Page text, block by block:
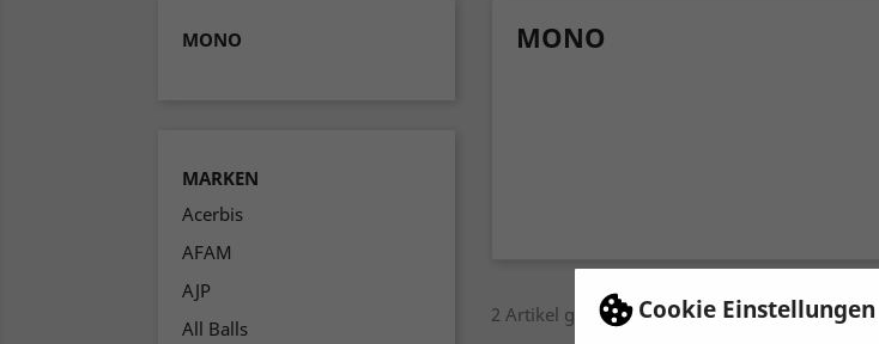
Cookie Einstellungen
MONO
MARKEN
Acerbis
AFAM
AJP
All Balls
MONO
2 Artikel gefunden